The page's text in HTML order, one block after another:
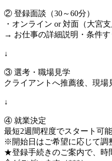
② 登録面談（30～60分）
・オンライン or 対面（大宮支
→ お仕事の詳細説明・条件
↓
③ 選考・職場見学
クライアントへ推薦後、現場
↓
④ 就業決定
最短2週間程度でスタート可能
※開始日はご希望に応じて調
★登録手続きのご案内で、時